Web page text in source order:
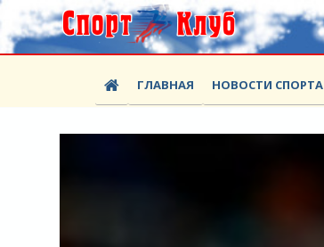
ГЛАВНАЯ НОВОСТИ СПОРТА